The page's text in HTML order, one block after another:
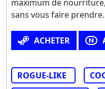
maximum de
sans vous faire prendre.
ACHETER
ROGUE-LIKE